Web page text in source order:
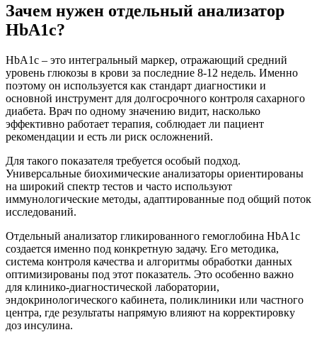
Зачем нужен отдельный анализатор
HbA1c?
HbA1c – это интегральный маркер, отражающий средний
уровень глюкозы в крови за последние 8-12 недель. Именно
поэтому он используется как стандарт диагностики и
основной инструмент для долгосрочного контроля сахарного
диабета. Врач по одному значению видит, насколько
эффективно работает терапия, соблюдает ли пациент
рекомендации и есть ли риск осложнений.
Для такого показателя требуется особый подход.
Универсальные биохимические анализаторы ориентированы
на широкий спектр тестов и часто используют
иммунологические методы, адаптированные под общий поток
исследований.
Отдельный анализатор гликированного гемоглобина HbA1c
создается именно под конкретную задачу. Его методика,
система контроля качества и алгоритмы обработки данных
оптимизированы под этот показатель. Это особенно важно
для клинико-диагностической лаборатории,
эндокринологического кабинета, поликлиники или частного
центра, где результаты напрямую влияют на корректировку
доз инсулина.